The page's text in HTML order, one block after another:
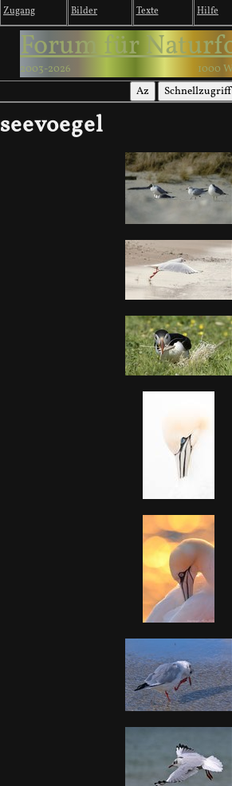
Zugang Bilder Texte Hilfe
Forum für
2003-2026 1000
Az Schnellzugriff
seevoegel